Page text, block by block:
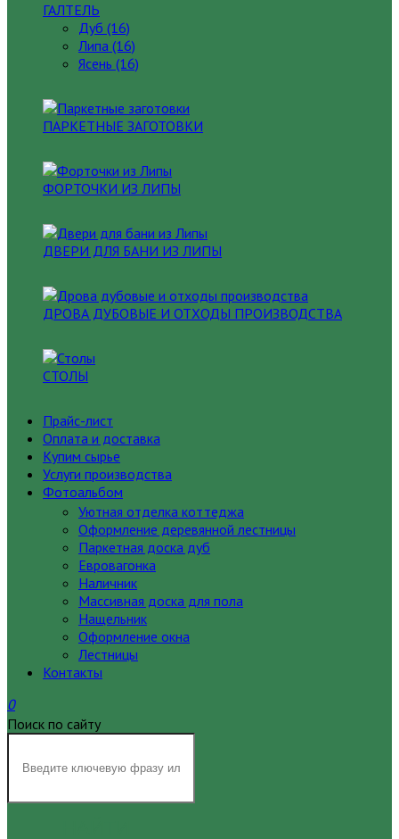
ГАЛТЕЛЬ
Дуб (16)
Липа (16)
Ясень (16)
ПАРКЕТНЫЕ ЗАГОТОВКИ
ФОРТОЧКИ ИЗ ЛИПЫ
ДВЕРИ ДЛЯ БАНИ ИЗ ЛИПЫ
ДРОВА ДУБОВЫЕ И ОТХОДЫ ПРОИЗВОДСТВА
СТОЛЫ
Прайс-лист
Оплата и доставка
Купим сырье
Услуги производства
Фотоальбом
Уютная отделка коттеджа
Оформление деревянной лестницы
Паркетная доска дуб
Евровагонка
Наличник
Массивная доска для пола
Нащельник
Оформление окна
Лестницы
Контакты
0
Поиск по сайту